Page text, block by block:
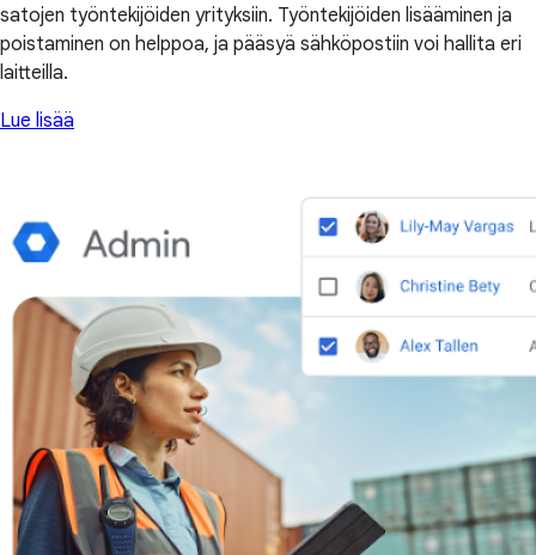
satojen työntekijöiden yrityksiin. Työntekijöiden lisääminen ja
poistaminen on helppoa, ja pääsyä sähköpostiin voi hallita eri
laitteilla.
Lue lisää